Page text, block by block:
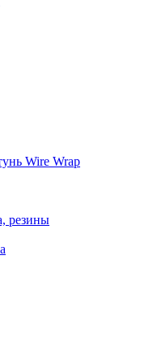
Wire Wrap
резины